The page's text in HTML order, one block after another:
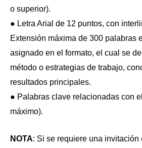
o superior).
● Letra Arial de 12 puntos, con
Extensión máxima de 300 palabras
asignado en el formato, el cual se
método o estrategias de trabajo,
resultados principales.
● Palabras clave relacionadas con
máximo).
NOTA: Si se requiere una